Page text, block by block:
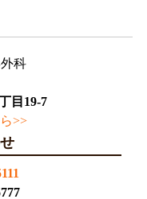
目19-7
>>